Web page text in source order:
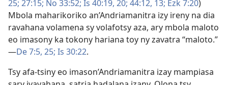
25; 27:15; No 33:52; Is 40:19, 20; 44:12, 13; Ezk 7:20)
Mbola maharikoriko an’Andriamanitra izy ireny na dia
ravahana volamena sy volafotsy aza, ary mbola maloto
eo imasony ka tokony hariana toy ny zavatra “maloto.”​
—De 7:5, 25; Is 30:22.
Tsy afa-tsiny eo imason’Andriamanitra izay mampiasa